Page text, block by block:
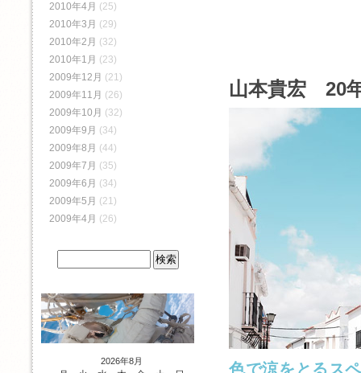
山本貴宏 20
色で涼をとるス
2010年4月 (25)
2010年3月 (29)
2010年2月 (32)
2010年1月 (23)
2009年12月 (21)
2009年11月 (26)
2009年10月 (32)
2009年9月 (34)
2009年8月 (44)
2009年7月 (35)
2009年6月 (34)
2009年5月 (21)
2009年4月 (26)
2026年8月